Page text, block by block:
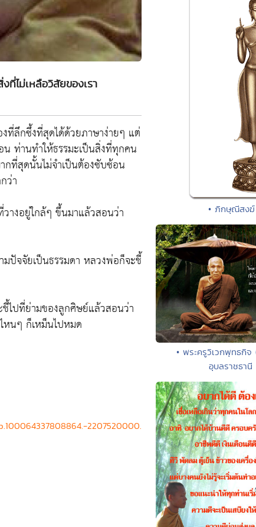
ที่ไม่เหลือวิสัยของเรา
ที่ลึกซึ้งที่สุดได้ด้วยภาษาง่ายๆ แต่
ท่านทำให้ธรรมะเป็นสิ่งที่ทุกคน
ากที่สุดนั้นไม่จำเป็นต้องซับซ้อน
ว่า
างอยู่ใกล้ๆ ขึ้นมาแล้วสอนว่า
ปัจจัยเป็นธรรมดา หลวงพ่อก็จะชี้
ไปที่ย่ามของลูกศิษย์แล้วสอนว่า
นๆ ก็เหม็นไปหมด
2207520000.
• ภิกษุณีสงฆ์
• พระครูวิเวกพุทธกิ
อุบลราชธา